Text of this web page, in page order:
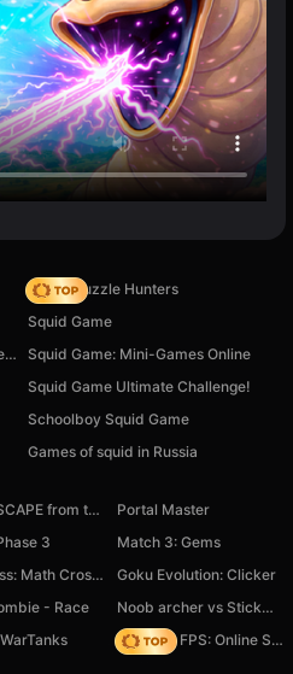
K-Pop Puzzle Hunters
Squid Game
Hide N Seek Survival - Squid Game Keys and Knives
Squid Game: Mini-Games Online
Squid Game Ultimate Challenge!
Schoolboy Squid Game
Games of squid in Russia
Shrek: ESCAPE from the swamp
Portal Master
3
Match 3: Gems
MathCross: Math Crossword Puzzle
Goku Evolution: Clicker
- Race
Noob archer vs Stickman Zombie: zombie shooter
Hazmob FPS: Online Shooter